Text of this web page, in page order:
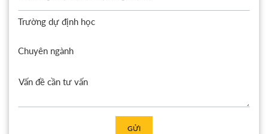
Trường dự định học
Chuyên ngành
GỬI